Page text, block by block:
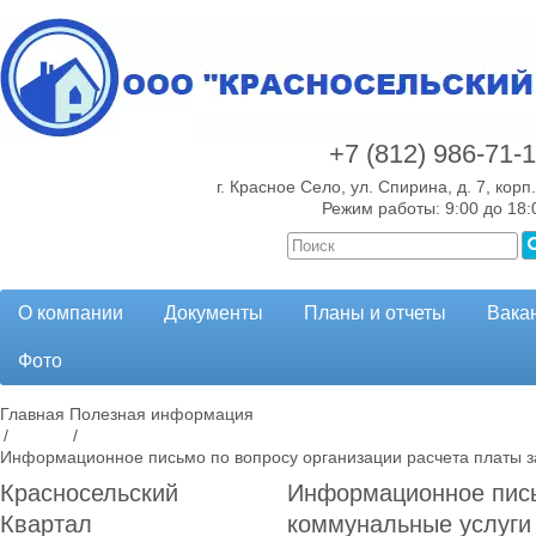
+7 (812) 986-71-
г. Красное Село, ул. Спирина, д. 7,
Режим работы: 9:00 до
О компании Документы Планы и отчеты
Фото
Главная
/
Полезная информация
/
Информационное письмо по вопросу организации расчета
Красносельский
Квартал
Информационное
коммунальные